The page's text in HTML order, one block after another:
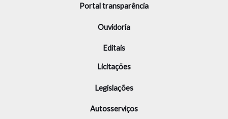
Portal transparência
Ouvidoria
Editais
Licitações
Legislações
Autosserviços